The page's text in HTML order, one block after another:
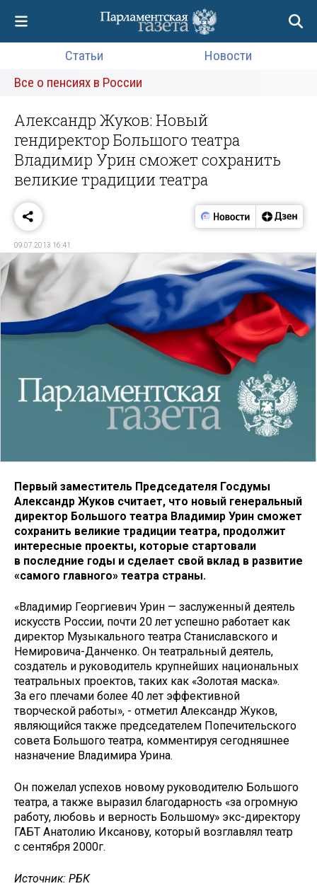
Статьи
Новости
Все о пенсиях в России
Александр Жуков: Новый
гендиректор Большого театра
Владимир Урин сможет сохранить
великие традиции театра
09.07.2013 16:41
Первый заместитель Председателя Госдумы
Александр Жуков считает, что новый генеральный
директор Большого театра Владимир Урин сможет
сохранить великие традиции театра, продолжит
интересные проекты, которые стартовали
в последние годы и сделает свой вклад в развитие
«самого главного» театра страны.
«Владимир Георгиевич Урин — заслуженный деятель
искусств России, почти 20 лет успешно работает как
директор Музыкального театра Станиславского и
Немировича-Данченко. Он театральный деятель,
создатель и руководитель крупнейших национальных
театральных проектов, таких как «Золотая маска».
За его плечами более 40 лет эффективной
творческой работы», - отметил Александр Жуков,
являющийся также председателем Попечительского
совета Большого театра, комментируя сегодняшнее
назначение Владимира Урина.
Он пожелал успехов новому руководителю Большого
театра, а также выразил благодарность «за огромную
работу, любовь и верность Большому» экс-директору
ГАБТ Анатолию Иксанову, который возглавлял театр
с сентября 2000г.
Источник: РБК